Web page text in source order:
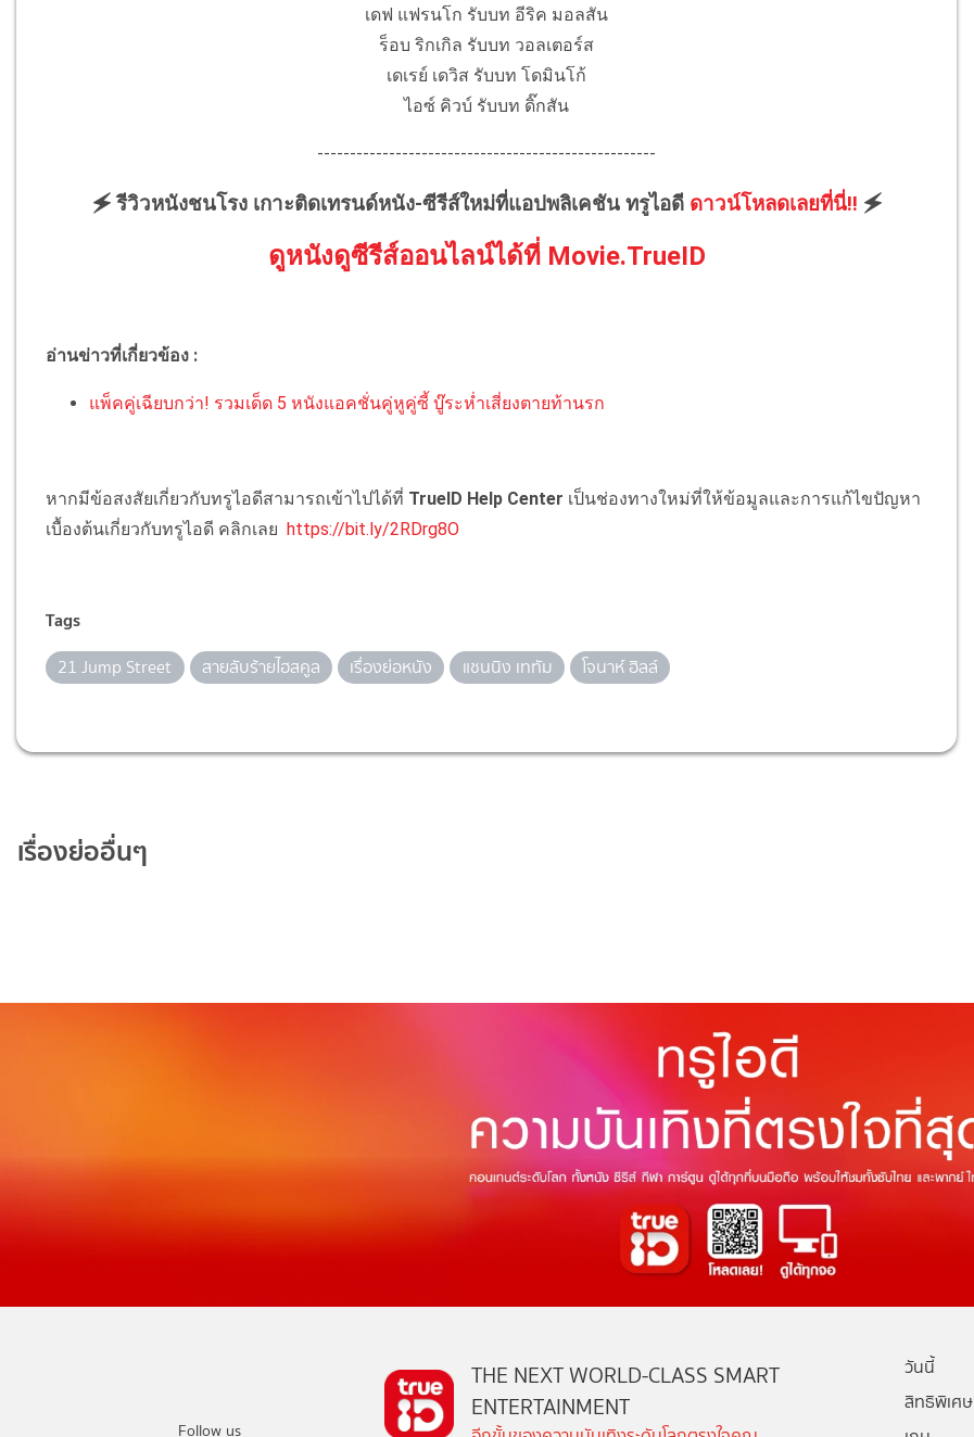
เดฟ แฟรนโก รับบท อีริค มอลสัน
ร็อบ ริกเกิล รับบท วอลเตอร์ส
เดเรย์ เดวิส รับบท โดมินโก้
ไอซ์ คิวบ์ รับบท ดิ๊กสัน
----------------------------------------------------
🗲 รีวิวหนังชนโรง เกาะติดเทรนด์หนัง-ซีรีส์ใหม่ที่แอปพลิเคชัน ทรูไอดี ดาวน์โหลดเลยที่นี่!! 🗲
ดูหนังดูซีรีส์ออนไลน์ได้ที่ Movie.TrueID
อ่านข่าวที่เกี่ยวข้อง :
แพ็คคู่เฉียบกว่า! รวมเด็ด 5 หนังแอคชั่นคู่หูคู่ซี้ บู๊ระห่ำเสี่ยงตายท้านรก
หากมีข้อสงสัยเกี่ยวกับทรูไอดีสามารถเข้าไปได้ที่ TrueID Help Center เป็นช่องทางใหม่ที่ให้ข้อมูลและการแก้ไขปัญหา
เบื้องต้นเกี่ยวกับทรูไอดี คลิกเลย https://bit.ly/2RDrg8O
Tags
21 Jump Street สายลับร้ายไฮสคูล เรื่องย่อหนัง แชนนิง เททัม โจนาห์ ฮิลล์
เรื่องย่ออื่นๆ
Follow us
THE NEXT WORLD-CLASS SMART
ENTERTAINMENT
วันนี้
สิทธิพิเศษ